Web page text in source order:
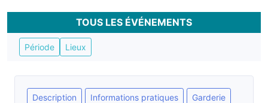
TOUS LES ÉVÉNEMENTS
Période Lieux
Description Informations pratiques
Garderie